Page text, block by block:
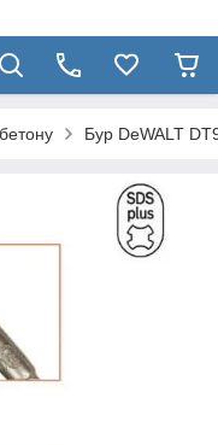
Бур DeWALT